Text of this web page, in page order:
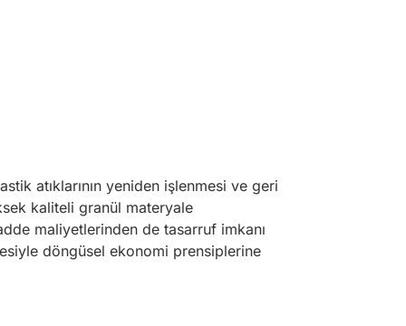
atıklarının yeniden işlenmesi ve geri
kaliteli granül materyale
maliyetlerinden de tasarruf imkanı
döngüsel ekonomi prensiplerine